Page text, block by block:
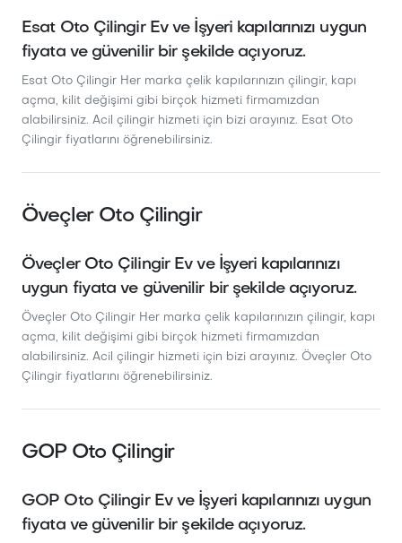
Esat Oto Çilingir Ev ve İşyeri kapılarınızı uygun
fiyata ve güvenilir bir şekilde açıyoruz.
Esat Oto Çilingir Her marka çelik kapılarınızın çilingir, kapı
açma, kilit değişimi gibi birçok hizmeti firmamızdan
alabilirsiniz. Acil çilingir hizmeti için bizi arayınız. Esat Oto
Çilingir fiyatlarını öğrenebilirsiniz.
Öveçler Oto Çilingir
Öveçler Oto Çilingir Ev ve İşyeri kapılarınızı
uygun fiyata ve güvenilir bir şekilde açıyoruz.
Öveçler Oto Çilingir Her marka çelik kapılarınızın çilingir, kapı
açma, kilit değişimi gibi birçok hizmeti firmamızdan
alabilirsiniz. Acil çilingir hizmeti için bizi arayınız. Öveçler Oto
Çilingir fiyatlarını öğrenebilirsiniz.
GOP Oto Çilingir
GOP Oto Çilingir Ev ve İşyeri kapılarınızı uygun
fiyata ve güvenilir bir şekilde açıyoruz.